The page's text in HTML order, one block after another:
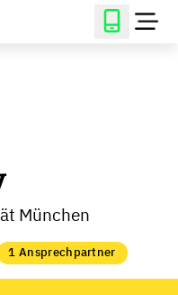
München
1 Ansprechpartner